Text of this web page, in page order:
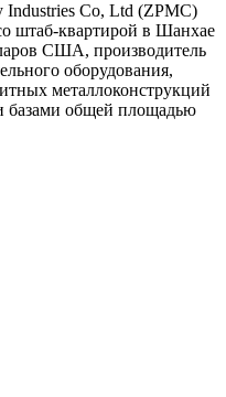
Industries Co, Ltd (ZPMC)
штаб-квартирой в Шанхае
США, производитель
оборудования,
металлоконструкций
базами общей площадью